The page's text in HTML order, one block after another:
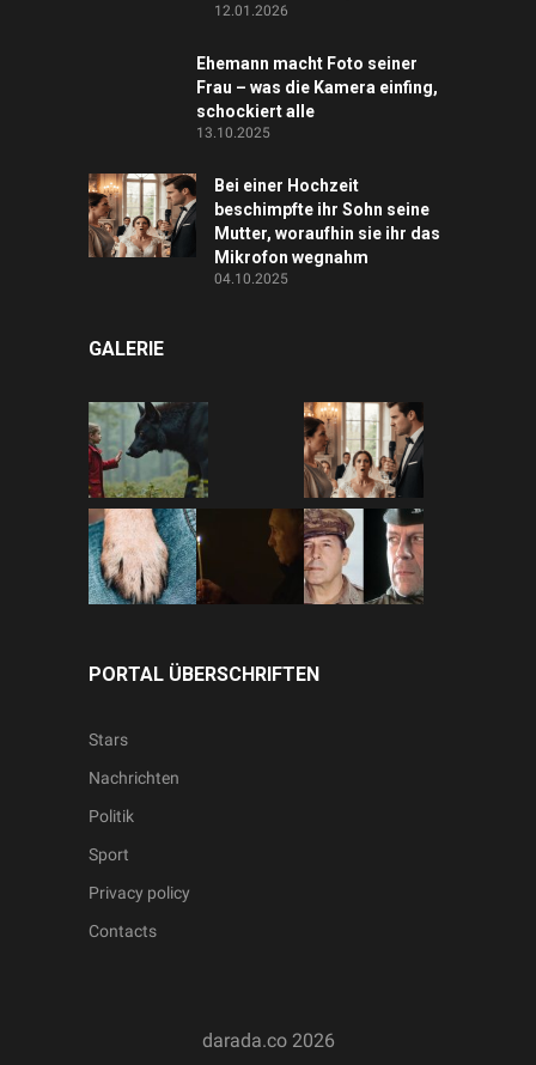
12.01.2026
Ehemann macht Foto seiner
Frau – was die Kamera einfing,
schockiert alle
13.10.2025
Bei einer Hochzeit
beschimpfte ihr Sohn seine
Mutter, woraufhin sie ihr das
Mikrofon wegnahm
04.10.2025
GALERIE
PORTAL ÜBERSCHRIFTEN
Stars
Nachrichten
Politik
Sport
Privacy policy
Contacts
darada.co 2026